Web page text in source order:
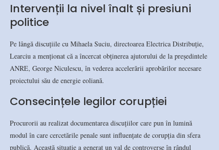
Intervenții la nivel înalt și presiuni
politice
Pe lângă discuțiile cu Mihaela Suciu, directoarea Electrica Distribuție,
Learciu a menționat că a încercat obținerea ajutorului de la președintele
ANRE, George Niculescu, în vederea accelerării aprobărilor necesare
proiectului său de energie eoliană.
Consecințele legilor corupției
Procurorii au realizat documentarea discuțiilor care pun în lumină
modul în care cercetările penale sunt influențate de corupția din sfera
publică. Această situație a generat un val de controverse în rândul